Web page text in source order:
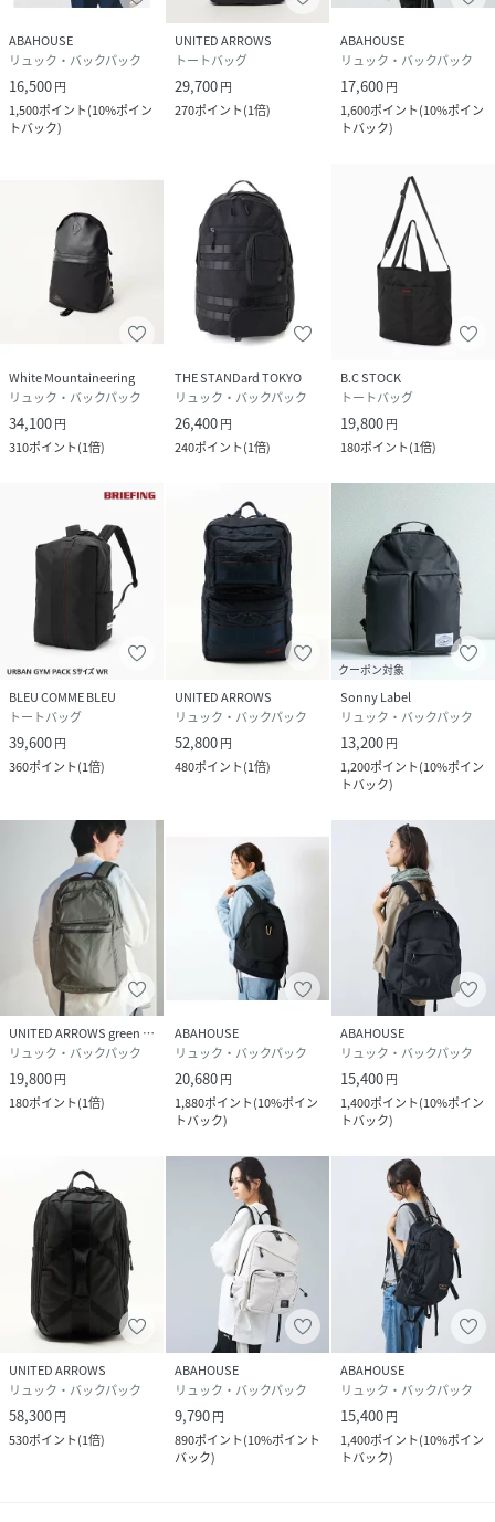
ABAHOUSE
リュック・バックパック
16,500円
1,500ポイント(10%ポイン
トバック)
UNITED ARROWS
トートバッグ
29,700円
270ポイント(1倍)
ABAHOUSE
リュック・バックパック
17,600円
1,600ポイント(10%ポイン
トバック)
White Mountaineering
リュック・バックパック
34,100円
310ポイント(1倍)
THE STANDard TOKYO
リュック・バックパック
26,400円
240ポイント(1倍)
B.C STOCK
トートバッグ
19,800円
180ポイント(1倍)
BLEU COMME BLEU
トートバッグ
39,600円
360ポイント(1倍)
UNITED ARROWS
リュック・バックパック
52,800円
480ポイント(1倍)
クーポン対象
Sonny Label
リュック・バックパック
13,200円
1,200ポイント(10%ポイン
トバック)
UNITED ARROWS green label relaxing
リュック・バックパック
19,800円
180ポイント(1倍)
ABAHOUSE
リュック・バックパック
20,680円
1,880ポイント(10%ポイン
トバック)
ABAHOUSE
リュック・バックパック
15,400円
1,400ポイント(10%ポイン
トバック)
UNITED ARROWS
リュック・バックパック
58,300円
530ポイント(1倍)
ABAHOUSE
リュック・バックパック
9,790円
890ポイント(10%ポイント
バック)
ABAHOUSE
リュック・バックパック
15,400円
1,400ポイント(10%ポイン
トバック)